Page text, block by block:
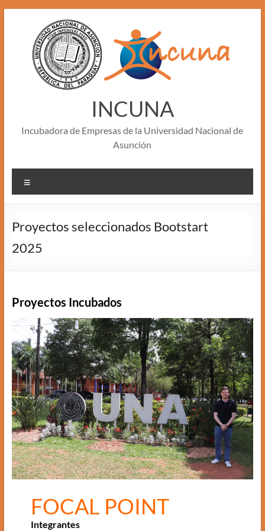
content
INCUNA
Incubadora de Empresas de la Universidad Nacional de
Asunción
Proyectos seleccionados Bootstart
2025
Proyectos Incubados
FOCAL POINT
Integrantes